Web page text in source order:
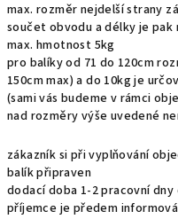
max. rozměr nejdelší strany
součet obvodu a délky je pak
max. hmotnost 5kg
pro balíky od 71 do 120cm
150cm max) a do 10kg je
(sami vás budeme v rámci
nad rozměry výše uvedené
zákazník si při vyplňování
balík připraven
dodací doba 1-2 pracovní dny
příjemce je předem